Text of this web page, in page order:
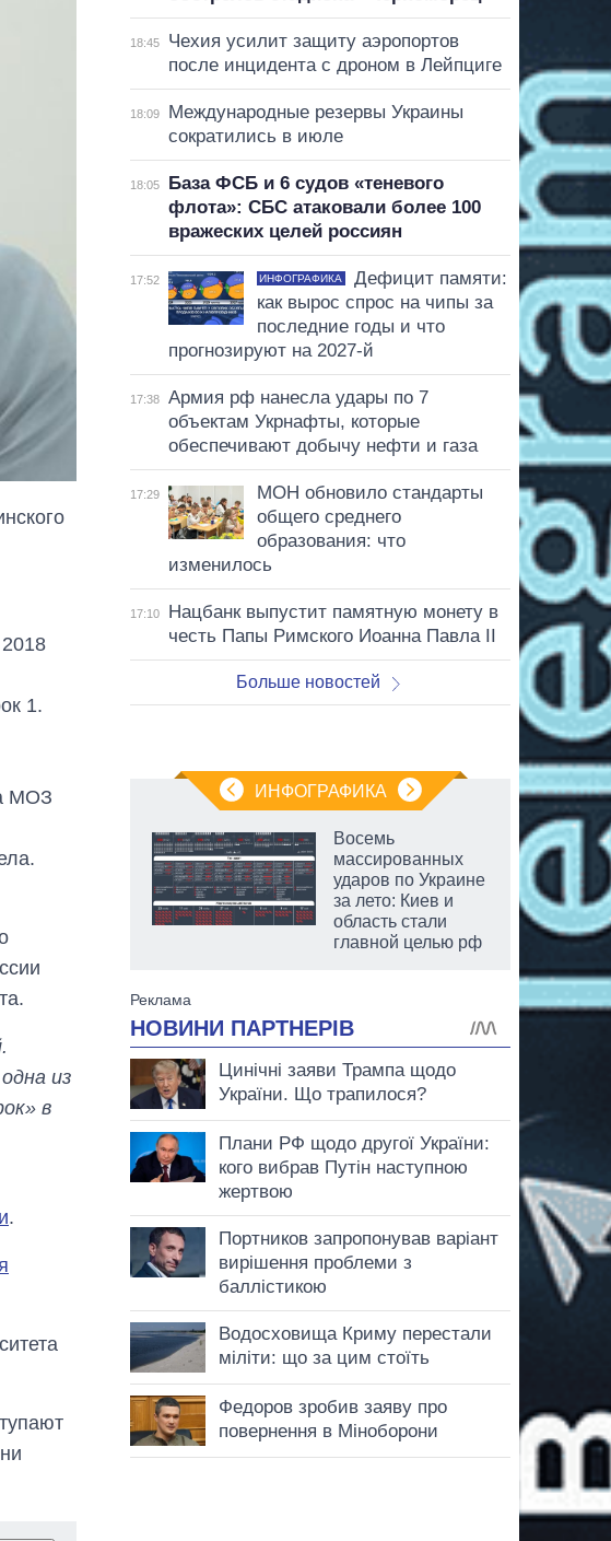
1.
МОЗ
из
в
.
18:45
Чехия усилит защиту аэропортов
после инцидента с дроном в Лейпциге
18:09
Международные резервы Украины
сократились в июле
18:05
База ФСБ и 6 судов «теневого
флота»: СБС атаковали более 100
вражеских целей россиян
17:52 ИНФОГРАФИКА
Дефицит памяти:
как вырос спрос на чипы за
последние годы и что
прогнозируют на 2027-й
17:38
Армия рф нанесла удары по 7
объектам Укрнафты, которые
обеспечивают добычу нефти и газа
17:29
МОН обновило стандарты
общего среднего
образования: что
изменилось
17:10
Нацбанк выпустит памятную монету в
честь Папы Римского Иоанна Павла II
Больше новостей
ИНФОГРАФИКА
за 13 лет
Восемь
массированных
ударов по Украине
за лето: Киев и
область стали
главной целью рф